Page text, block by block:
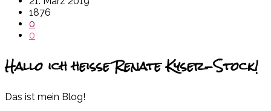
1876
0
0
Hallo ich heiße Renate Kyser-Stock!
Das ist mein Blog!